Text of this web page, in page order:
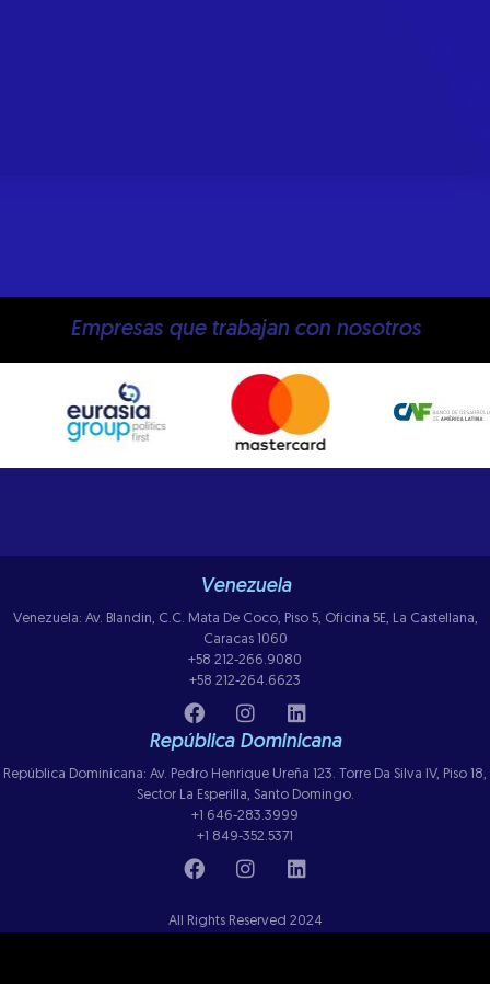
Empresas que trabajan con nosotros
Venezuela
Venezuela: Av. Blandin, C.C. Mata De Coco, Piso 5, Oficina 5E, La Castellana,
Caracas 1060
+58 212-266.9080
+58 212-264.6623
República Dominicana
República Dominicana: Av. Pedro Henrique Ureña 123. Torre Da Silva IV, Piso 18,
Sector La Esperilla, Santo Domingo.
+1 646-283.3999
+1 849-352.5371
All Rights Reserved 2024